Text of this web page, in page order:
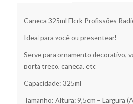
Caneca 325ml Flork Profissões
Ideal para você ou presentear!
Serve para ornamento decorativo,
porta treco, caneca, etc
Capacidade: 325ml
Tamanho: Altura: 9,5cm – Largura